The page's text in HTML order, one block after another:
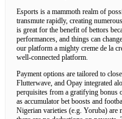
Esports is a mammoth realm of
transmute rapidly, creating
is great for the benefit of bettors
performances, and things can
our platform a mighty creme de la
well-connected platform.
Payment options are tailored to
Flutterwave, and Opay integrated
perquisites from a gratifying bonus
as accumulator bet boosts and
Nigerian varieties (e.g. Yoruba) are